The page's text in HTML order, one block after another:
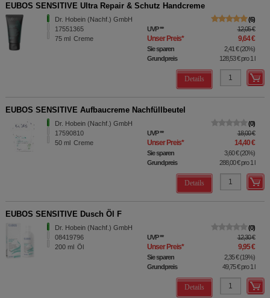
EUBOS SENSITIVE Ultra Repair & Schutz Handcreme
Dr. Hobein (Nachf.) GmbH
17551365
75 ml Creme
6
UVP** 12,05 €
Unser Preis* 9,64 €
Sie sparen 2,41 €(20%)
Grundpreis
128,53 €pro 1 l
Details
EUBOS SENSITIVE Aufbaucreme Nachfüllbeutel
Dr. Hobein (Nachf.) GmbH
17590810
50 ml Creme
0
UVP** 18,00 €
Unser Preis* 14,40 €
Sie sparen 3,60 €(20%)
Grundpreis
288,00 €pro 1 l
Details
EUBOS SENSITIVE Dusch Öl F
Dr. Hobein (Nachf.) GmbH
08419796
200 ml Öl
0
UVP** 12,30 €
Unser Preis* 9,95 €
Sie sparen 2,35 €(19%)
Grundpreis
49,75 €pro 1 l
Details